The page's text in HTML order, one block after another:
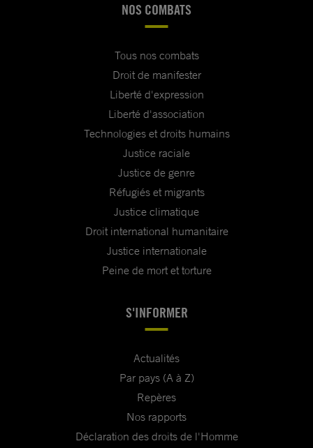
NOS COMBATS
Tous nos combats
Droit de manifester
Liberté d'expression
Liberté d'association
Technologies et droits humains
Justice raciale
Justice de genre
Réfugiés et migrants
Justice climatique
Droit international humanitaire
Justice internationale
Peine de mort et torture
S'INFORMER
Actualités
Par pays (A à Z)
Repères
Nos rapports
Déclaration des droits de l'Homme